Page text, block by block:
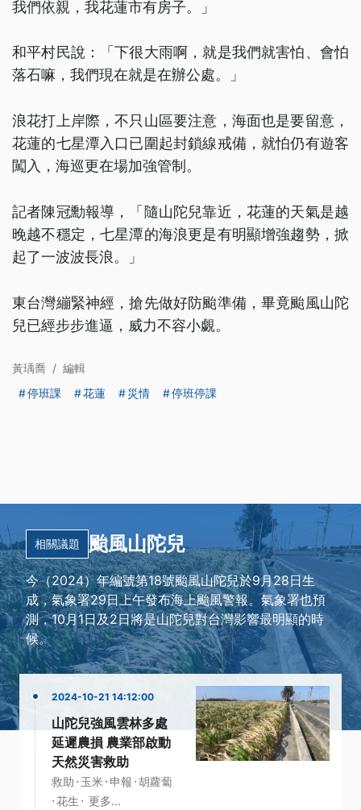
我們依親，我花蓮市有房子。」
和平村民說：「下很大雨啊，就是我們就害怕、會怕
落石嘛，我們現在就是在辦公處。」
浪花打上岸際，不只山區要注意，海面也是要留意，
花蓮的七星潭入口已圍起封鎖線戒備，就怕仍有遊客
闖入，海巡更在場加強管制。
記者陳冠勳報導，「隨山陀兒靠近，花蓮的天氣是越
晚越不穩定，七星潭的海浪更是有明顯增強趨勢，掀
起了一波波長浪。」
東台灣繃緊神經，搶先做好防颱準備，畢竟颱風山陀
兒已經步步進逼，威力不容小覷。
黃瑀喬 / 編輯
停班課
花蓮 災情 停班停課
相關議題 颱風山陀兒
今（2024）年編號第18號颱風山陀兒於9月28日生
成，氣象署29日上午發布海上颱風警報。氣象署也預
測，10月1日及2日將是山陀兒對台灣影響最明顯的時
候。
2024-10-21 14:12:00
山陀兒強風雲林多處
延遲農損 農業部啟動
天然災害救助
救助 · 玉米 · 申報 ·胡蘿蔔
·花生 · 更多...